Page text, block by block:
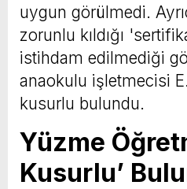
uygun görülmedi.
zorunlu kıldığı
istihdam edilmediği
anaokulu işletmecisi
kusurlu bulundu.
Yüzme
Kusurlu’